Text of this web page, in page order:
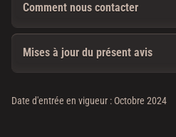
Comment nous contacter
Mises à jour du présent avis
Date d'entrée en vigueur : Octobre 2024